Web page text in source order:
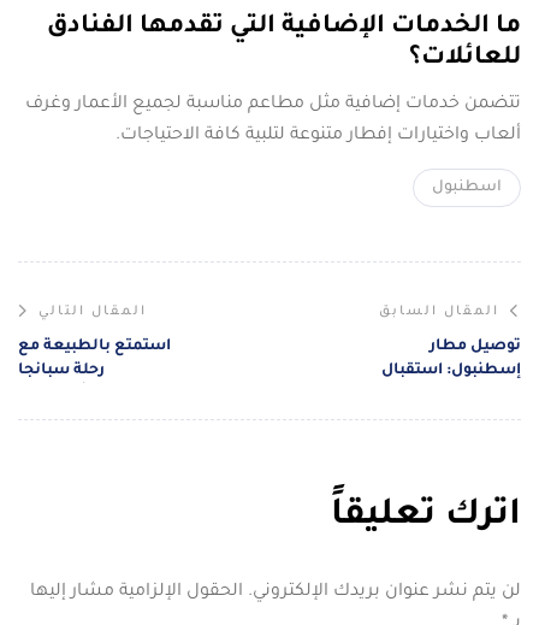
ما الخدمات الإضافية التي تقدمها الفنادق
للعائلات؟
تتضمن خدمات إضافية مثل مطاعم مناسبة لجميع الأعمار وغرف
ألعاب واختيارات إفطار متنوعة لتلبية كافة الاحتياجات.
اسطنبول
المقال السابق
توصيل مطار
إسطنبول: استقبال
سائق مع إيستريلا
المقال التالي
استمتع بالطبيعة مع
رحلة سبانجا
اترك تعليقاً
لن يتم نشر عنوان بريدك الإلكتروني. الحقول الإلزامية مشار إليها